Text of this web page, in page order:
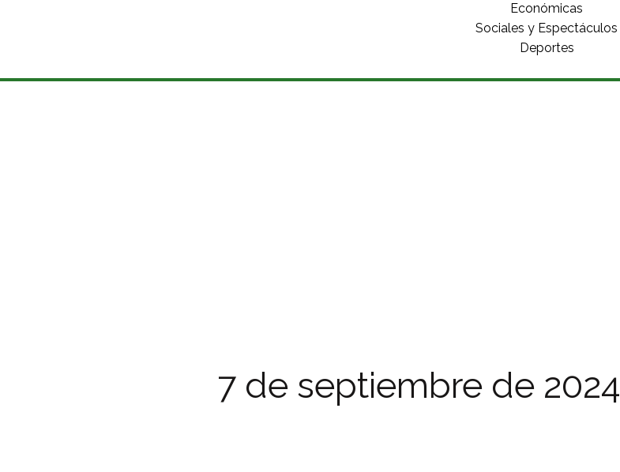
Económicas
Sociales y Espectáculos
Deportes
7 de septiembre de 2024